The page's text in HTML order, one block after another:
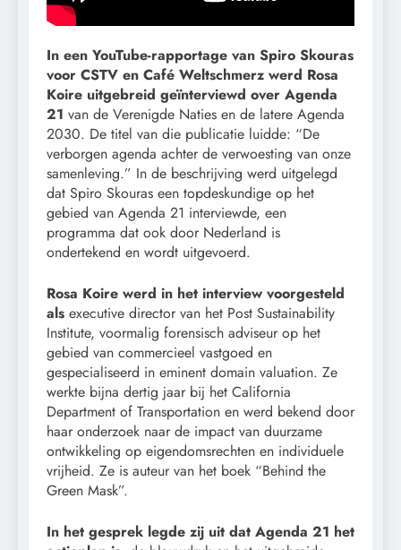
In een YouTube-rapportage van Spiro Skouras
voor CSTV en Café Weltschmerz werd Rosa
Koire uitgebreid geïnterviewd over Agenda
21 van de Verenigde Naties en de latere Agenda
2030. De titel van die publicatie luidde: “De
verborgen agenda achter de verwoesting van onze
samenleving.” In de beschrijving werd uitgelegd
dat Spiro Skouras een topdeskundige op het
gebied van Agenda 21 interviewde, een
programma dat ook door Nederland is
ondertekend en wordt uitgevoerd.
Rosa Koire werd in het interview voorgesteld
als executive director van het Post Sustainability
Institute, voormalig forensisch adviseur op het
gebied van commercieel vastgoed en
gespecialiseerd in eminent domain valuation. Ze
werkte bijna dertig jaar bij het California
Department of Transportation en werd bekend door
haar onderzoek naar de impact van duurzame
ontwikkeling op eigendomsrechten en individuele
vrijheid. Ze is auteur van het boek “Behind the
Green Mask”.
In het gesprek legde zij uit dat Agenda 21 het